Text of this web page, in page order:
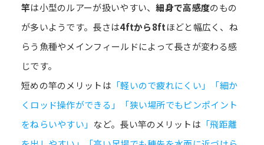
竿は小型のルアーが扱いやすい、細身で高感度のもの
が多いようです。長さは4ftから8ftほどと幅広く、ね
らう魚種やメインフィールドによって長さが変わる感
じです。
短めの竿のメリットは 「軽いので疲れにくい」「細か
くロッド操作ができる」「狭い場所でもピンポイント
をねらいやすい」 など。長い竿のメリットは 「飛距離